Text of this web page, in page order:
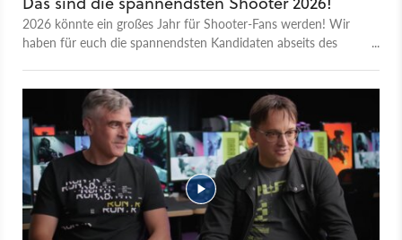
(Kampfanarchistin mit extremer Manövrierfähigkeit und einer
Impuls-Kanone) Thief (Beschaffungsexperte mit optimierten
Visieren, Loot-Drophne und Greifhaken) Triage (Feldsanitäter
mit Heildrohnen, integrierten Reboot-Fähigkeiten und Buffs im
Kampf) Rook (Plünderer für Solo-Einsätze ohne mitgebrachte
Ausrüstung) Mehr Details erfahrt ihr auf dem offiziellen
Blogeintrag der Entwickler. Marathon erscheint im März 2026.
2026 könnte ein großes Jahr für Shooter-Fans werden! Wir
haben für euch die spannendsten Kandidaten abseits des
03:37 '83 04:48 Beautiful Light 05:49 Gears of War: E-Day
06:47 Marathon 07:49 Max Payne 1+2 Remake 09:04 Defect
10:05 Toxic Commando 11:21 Industria 2 12:32 Exoborne
13:33 Neo Berlin 2087 14:35 Rules of Engagement: The Grey
State 15:35 Mouse: PI For Hire 16:47 Den Of Wolves
17:46 Halo: Campaign Evolved 18:37 Sand: Raiders of Sophie
19:41 Ill 20:38 Kingmakers 21:40 No Law 22:51 4Loop
24:07 Outro